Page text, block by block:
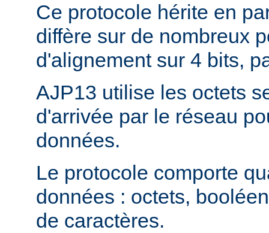
Ce protocole hérite en
diffère sur de nombreux
d'alignement sur 4 bits,
AJP13 utilise les octets
d'arrivée par le réseau
données.
Le protocole comporte
données : octets,
de caractères.